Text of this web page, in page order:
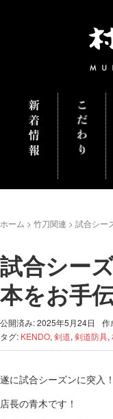
ホーム > 竹刀関連 > 試合シー
試合シー
本をお手
公開済み: 2025年5月24日 作
タグ: KENDO, 剣道, 剣道防具,
遂に試合シーズンに突入！
店長の青木です！